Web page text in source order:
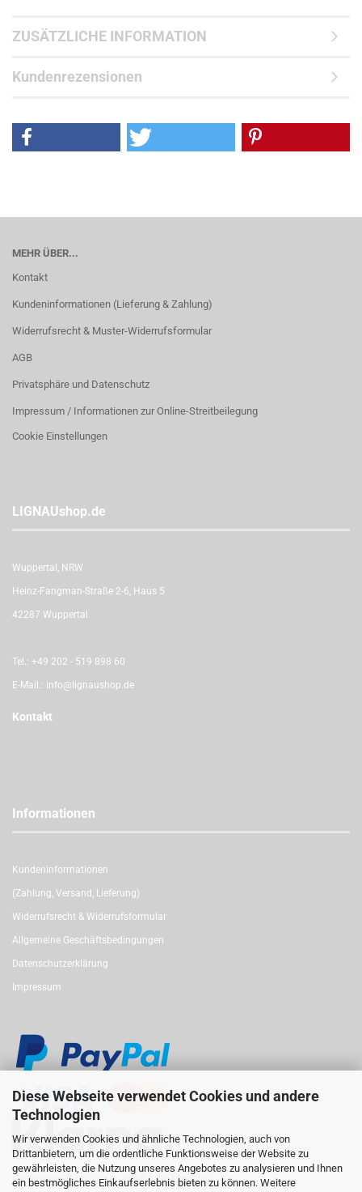
Diese Webseite verwendet Cookies und andere
Technologien
Wir verwenden Cookies und ähnliche Technologien, auch von
Drittanbietern, um die ordentliche Funktionsweise der Website zu
gewährleisten, die Nutzung unseres Angebotes zu analysieren und Ihnen
ein bestmögliches Einkaufserlebnis bieten zu können. Weitere
ZUSÄTZLICHE INFORMATION
Kundenrezensionen
MEHR ÜBER...
Kontakt
Kundeninformationen (Lieferung & Zahlung)
Widerrufsrecht & Muster-Widerrufsformular
AGB
Privatsphäre und Datenschutz
Impressum / Informationen zur Online-Streitbeilegung
Cookie Einstellungen
LIGNAUshop.de
Wuppertal, NRW
Heinz-Fangman-Straße 2-6, Haus 5
42287 Wuppertal
Tel.: +49 202 - 519 898 60
E-Mail.: info@lignaushop.de
Kontakt
Informationen
Kundeninformationen
(Zahlung, Versand, Lieferung)
Widerrufsrecht & Widerrufsformular
Allgemeine Geschäftsbedingungen
Datenschutzerklärung
Impressum
Folgen Sie uns auf Linkedin